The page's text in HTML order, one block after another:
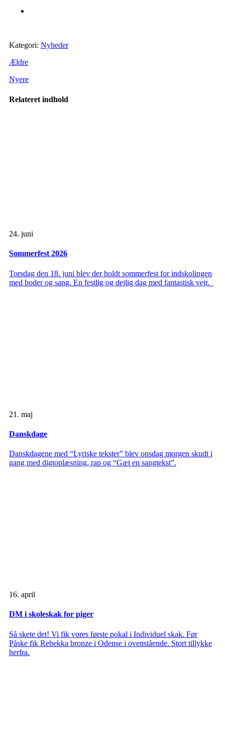
Kategori: Nyheder
Ældre
Nyere
Relateret indhold
24. juni
Sommerfest 2026
Torsdag den 18. juni blev der holdt sommerfest for indskolingen
med boder og sang. En festlig og dejlig dag med fantastisk vejr.
21. maj
Danskdage
Danskdagene med “Lyriske tekster” blev onsdag morgen skudt i
gang med digtoplæsning, rap og “Gæt en sangtekst”.
16. april
DM i skoleskak for piger
Så skete det! Vi fik vores første pokal i Individuel skak. Før
Påske fik Rebekka bronze i Odense i ovenstående. Stort tillykke
herfra.